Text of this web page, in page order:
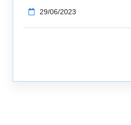
29/06/2023